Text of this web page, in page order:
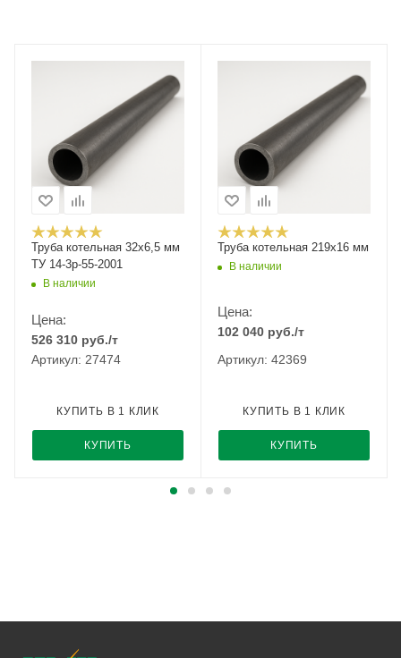
Труба котельная 32х6,5 мм
ТУ 14-3р-55-2001
В наличии
Цена:
526 310 руб./т
Артикул: 27474
КУПИТЬ
КУПИТЬ В 1 КЛИК
Труба котельная 219x16 мм
В наличии
Цена:
102 040 руб./т
Артикул: 42369
КУПИТЬ
КУПИТЬ В 1 КЛИК